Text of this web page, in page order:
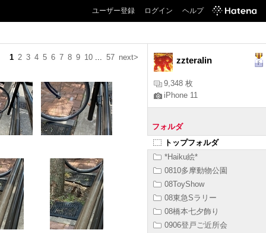
ユーザー登録 ログイン ヘルプ
1 2 3 4 5 6 7 8 9 10 ... 57 next> zzteralin
9,348 枚
iPhone 11
フォルダ
トップフォルダ
*Haiku絵*
0810多摩動物公園
08ToyShow
08東急Sラリー
08橋本七夕飾り
0906登戸ご近所会